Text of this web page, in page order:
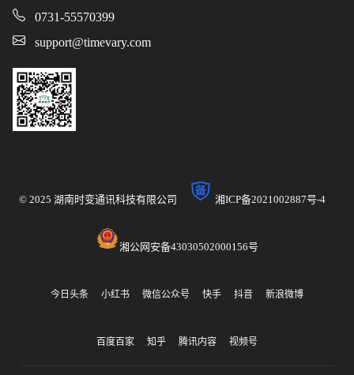
0731-55570399
support@timevary.com
© 2025 湖南时变通讯科技有限公司 湘ICP备2021002887号-4
湘公网安备43030502000156号
今日头条 小红书 微信公众号 快手 抖音 新浪微博
百度百家 知乎 腾讯内容 视频号